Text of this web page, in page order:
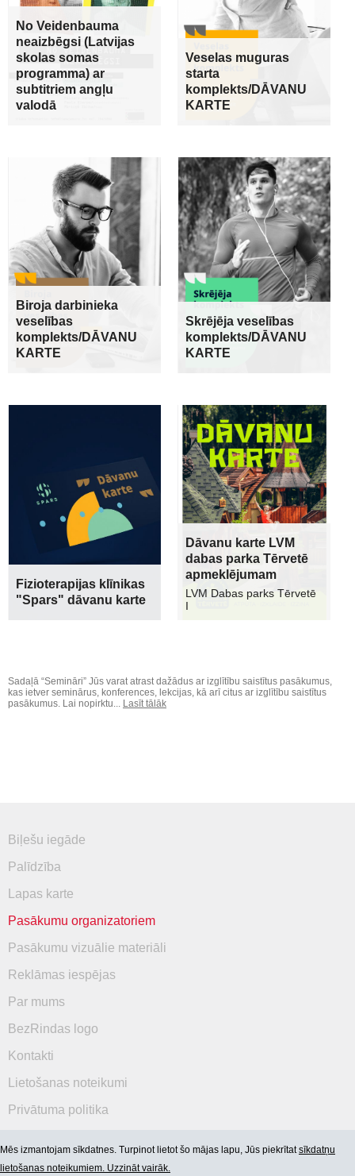
No Veidenbauma
neaizbēgsi (Latvijas
skolas somas
programma) ar
subtitriem angļu
valodā
Veselas muguras
starta
komplekts/DĀVANU
KARTE
Biroja darbinieka
veselības
komplekts/DĀVANU
KARTE
Skrējēja veselības
komplekts/DĀVANU
KARTE
Fizioterapijas klīnikas
"Spars" dāvanu karte
Dāvanu karte LVM
dabas parka Tērvetē
apmeklējumam
LVM Dabas parks Tērvetē
I
Sadaļā “Semināri” Jūs varat atrast dažādus ar izglītību saistītus pasākumus,
kas ietver seminārus, konferences, lekcijas, kā arī citus ar izglītību saistītus
pasākumus. Lai nopirktu... Lasīt tālāk
Biļešu iegāde
Palīdzība
Lapas karte
Pasākumu organizatoriem
Pasākumu vizuālie materiāli
Reklāmas iespējas
Par mums
BezRindas logo
Kontakti
Lietošanas noteikumi
Privātuma politika
Mēs izmantojam sīkdatnes. Turpinot lietot šo mājas lapu, Jūs piekrītatsīkdatņu
lietošanas noteikumiem. Uzzināt vairāk.